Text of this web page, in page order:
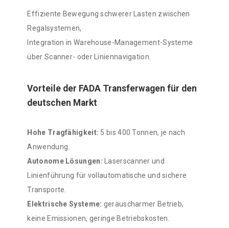
Effiziente Bewegung schwerer Lasten zwischen
Regalsystemen,
Integration in Warehouse-Management-Systeme
über Scanner- oder Liniennavigation.
Vorteile der FADA Transferwagen für den
deutschen Markt
Hohe Tragfähigkeit: 5 bis 400 Tonnen, je nach
Anwendung.
Autonome Lösungen: Laserscanner und
Linienführung für vollautomatische und sichere
Transporte.
Elektrische Systeme: geräuscharmer Betrieb,
keine Emissionen, geringe Betriebskosten.